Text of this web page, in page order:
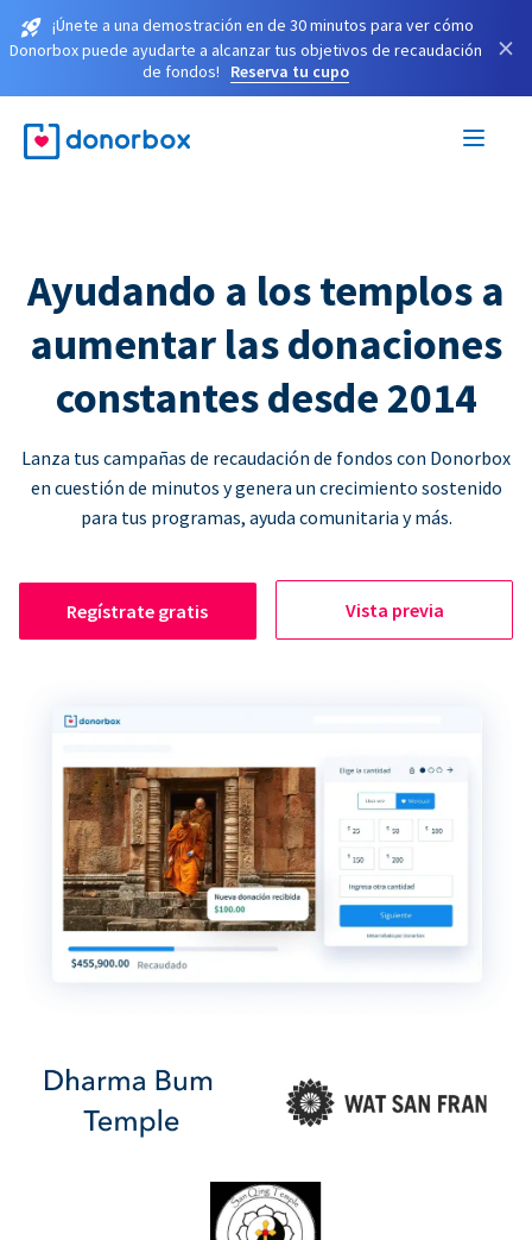
¡Únete a una demostración en de 30 minutos para ver cómo
Donorbox puede ayudarte a alcanzar tus objetivos de recaudación
de fondos!
Reserva tu cupo
×
Ayudando a los templos a
aumentar las donaciones
constantes desde 2014
Lanza tus campañas de recaudación de fondos con Donorbox
en cuestión de minutos y genera un crecimiento sostenido
para tus programas, ayuda comunitaria y más.
Regístrate gratis Vista previa